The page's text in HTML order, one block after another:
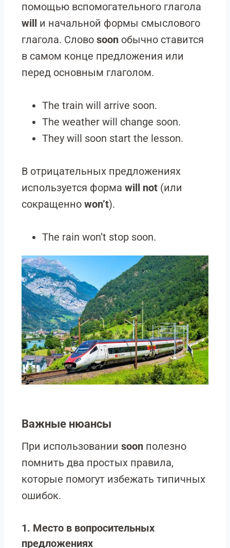
помощью вспомогательного глагола
will и начальной формы смыслового
глагола. Слово soon обычно ставится
в самом конце предложения или
перед основным глаголом.
The train will arrive soon.
The weather will change soon.
They will soon start the lesson.
В отрицательных предложениях
используется форма will not (или
сокращенно won’t).
The rain won’t stop soon.
Важные нюансы
При использовании soon полезно
помнить два простых правила,
которые помогут избежать типичных
ошибок.
1. Место в вопросительных
предложениях